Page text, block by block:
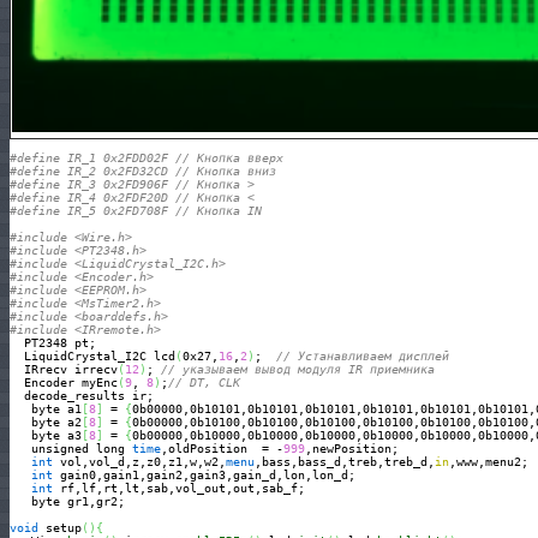
#define IR_1 0x2FDD02F // Кнопка вверх
#define IR_2 0x2FD32CD // Кнопка вниз
#define IR_3 0x2FD906F // Кнопка >
#define IR_4 0x2FDF20D // Кнопка <
#define IR_5 0x2FD708F // Кнопка IN
#include <Wire.h>
#include <PT2348.h>
#include <LiquidCrystal_I2C.h>
#include <Encoder.h>
#include <EEPROM.h>
#include <MsTimer2.h>
#include <boarddefs.h>
#include <IRremote.h>
  PT2348 pt;
  LiquidCrystal_I2C lcd
(0x27, 16 2 ) ; // Устанавливаем дисплей
  IRrecv irrecv
( 12 ) ; // указываем вывод модуля IR приемника
  Encoder myEnc
(9 8) ; // DT, CLK
  decode_results ir;
   byte a1
[8] = {
   byte a2
[8] = {
   byte a3
[8] = {
   unsigned long
time ,oldPosition  = -999 ,newPosition;
int vol,vol_d,z,z0,z1,w,w2, menu ,bass,bass_d,treb,treb_d, in ,www,menu2;
int gain0,gain1,gain2,gain3,gain_d,lon,lon_d;
int rf,lf,rt,lt,sab,vol_out,out,sab_f;
   byte gr1,gr2;
void setup( ) {